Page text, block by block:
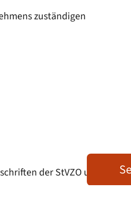
zuständigen
der StVZO und